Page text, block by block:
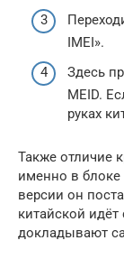
IMEI».
Здесь
MEID.
руках
Также отличие
именно в блоке
версии он
китайской
докладывают